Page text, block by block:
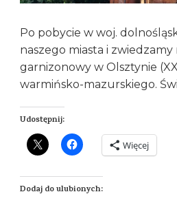
Po pobycie w woj.
naszego miasta i zwiedzamy
garnizonowy w Olsztynie
warmińsko-mazurskiego.
Udostępnij:
Więcej
Dodaj do ulubionych: